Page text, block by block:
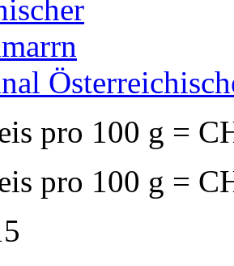
pro 100 g =
pro 100 g =